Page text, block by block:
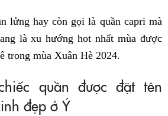
lửng hay còn gọi là quần capri mà
là xu hướng hot nhất mùa được
trong mùa Xuân Hè 2024.
quần được đặt tên
đẹp ở Ý